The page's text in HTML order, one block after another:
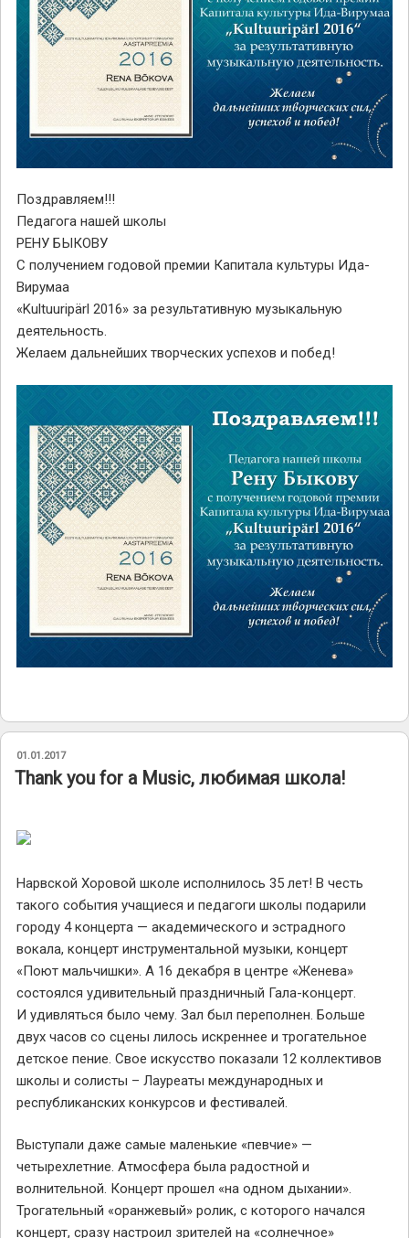
Поздравляем!!!
Педагога нашей школы
РЕНУ БЫКОВУ
С получением годовой премии Капитала культуры Ида-
Вирумаа
«Kultuuripärl 2016» за результативную музыкальную
деятельность.
Желаем дальнейших творческих успехов и побед!
ОПУБЛИКОВАНО
01.01.2017
Thank you for a Мusic, любимая школа!
Нарвской Хоровой школе исполнилось 35 лет! В честь
такого события учащиеся и педагоги школы подарили
городу 4 концерта — академического и эстрадного
вокала, концерт инструментальной музыки, концерт
«Поют мальчишки». А 16 декабря в центре «Женева»
состоялся удивительный праздничный Гала-концерт.
И удивляться было чему. Зал был переполнен. Больше
двух часов со сцены лилось искреннее и трогательное
детское пение. Свое искусство показали 12 коллективов
школы и солисты – Лауреаты международных и
республиканских конкурсов и фестивалей.
Выступали даже самые маленькие «певчие» —
четырехлетние. Атмосфера была радостной и
волнительной. Концерт прошел «на одном дыхании».
Трогательный «оранжевый» ролик, с которого начался
концерт, сразу настроил зрителей на «солнечное»